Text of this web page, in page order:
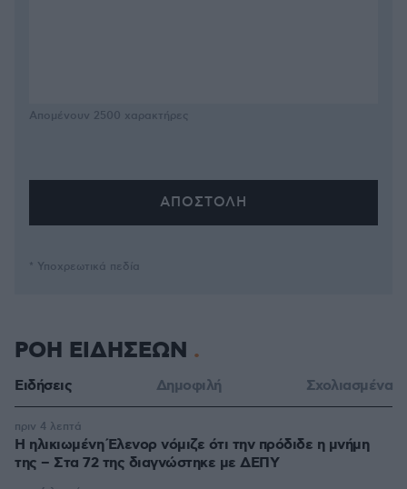
Απομένουν 2500 χαρακτήρες
* Υποχρεωτικά πεδία
ΡΟΗ ΕΙΔΗΣΕΩΝ
Ειδήσεις Δημοφιλή Σχολιασμένα
Η ηλικιωμένη Έλενορ νόμιζε ότι την πρόδιδε η μνήμη
της – Στα 72 της διαγνώστηκε με ΔΕΠΥ
πριν 4 λεπτά